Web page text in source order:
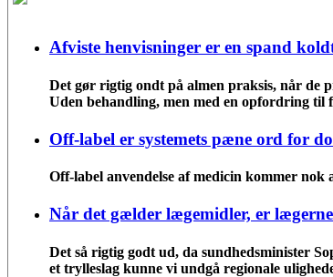
Afviste henvisninger er en spand
Det gør rigtig ondt på almen praksis, når de
Uden behandling, men med en opfordring til
Off-label er systemets pæne ord for
Off-label anvendelse af medicin kommer
Når det gælder lægemidler, er
Det så rigtig godt ud, da sundhedsminister
et trylleslag kunne vi undgå regionale